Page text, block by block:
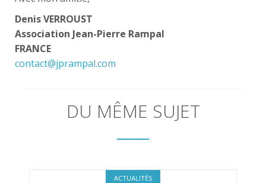
Denis VERROUST
Association Jean-Pierre Rampal
FRANCE
contact@jprampal.com
DU MÊME SUJET
ACTUALITÉS